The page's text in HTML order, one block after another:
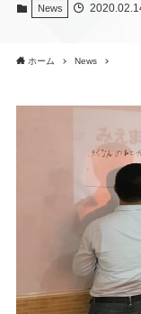
News
ホーム News